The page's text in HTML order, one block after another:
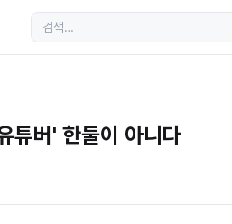
버' 한둘이 아니다